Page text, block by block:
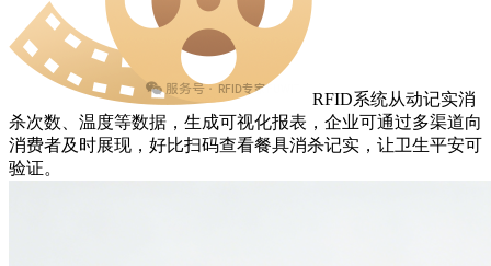
RFID系统从动记实消
杀次数、温度等数据，生成可视化报表，企业可通过多渠道向
消费者及时展现，好比扫码查看餐具消杀记实，让卫生平安可
验证。